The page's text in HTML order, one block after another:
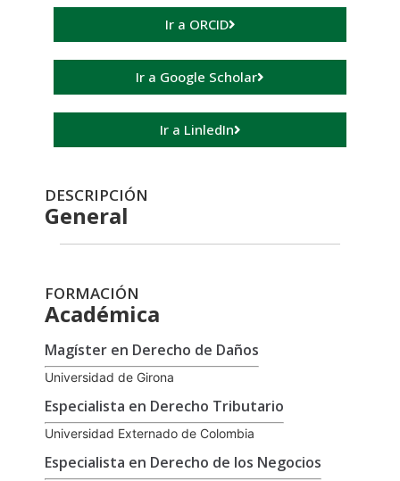
Ir a ORCID
Ir a Google Scholar
Ir a LinledIn
DESCRIPCIÓN
General
FORMACIÓN
Académica
Magíster en Derecho de Daños
Universidad de Girona
Especialista en Derecho Tributario
Universidad Externado de Colombia
Especialista en Derecho de los Negocios